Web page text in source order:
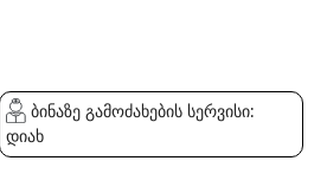
ბინაზე გამოძახების სერვისი:
დიახ